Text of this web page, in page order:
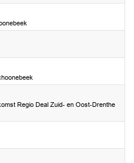
Regio Deal Zuid- en Oost-Drenthe